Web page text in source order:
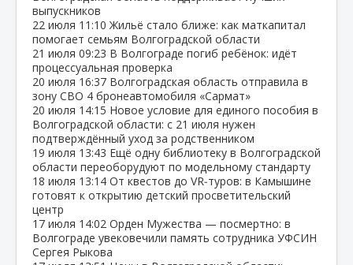
выпускников
22 июля 11:10 Жильё стало ближе: как маткапитал
помогает семьям Волгоградской области
21 июля 09:23 В Волгограде погиб ребёнок: идёт
процессуальная проверка
20 июля 16:37 Волгоградская область отправила в
зону СВО 4 бронеавтомобиля «Сармат»
20 июля 14:15 Новое условие для единого пособия в
Волгоградской области: с 21 июля нужен
подтверждённый уход за родственником
19 июля 13:43 Ещё одну библиотеку в Волгоградской
области переоборудуют по модельному стандарту
18 июля 13:14 От квестов до VR‑туров: в Камышине
готовят к открытию детский просветительский
центр
17 июля 14:02 Орден Мужества — посмертно: в
Волгограде увековечили память сотрудника УФСИН
Сергея Рыкова